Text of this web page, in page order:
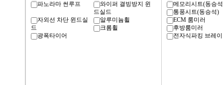
파노라마 썬루프
와이퍼 결빙방지 윈
드실드
자외선 차단 윈드실
드
알루미늄휠
크롬휠
광폭타이어
메모리시트(동승
통풍시트(동승석)
ECM 룸미러
후방룸미러
전자식파킹 브레